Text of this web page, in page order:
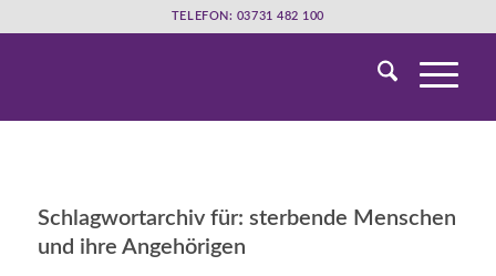
TELEFON: 03731 482 100
Schlagwortarchiv für: sterbende Menschen
und ihre Angehörigen